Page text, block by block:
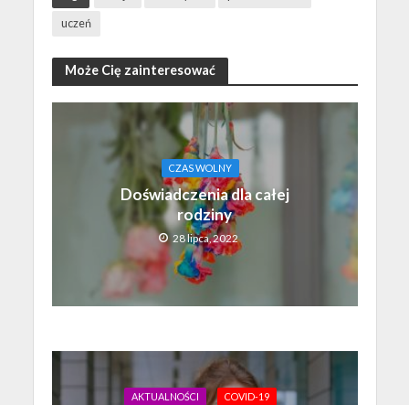
uczeń
Może Cię zainteresować
CZAS WOLNY
Doświadczenia dla całej
rodziny
28 lipca, 2022
AKTUALNOŚCI
COVID-19